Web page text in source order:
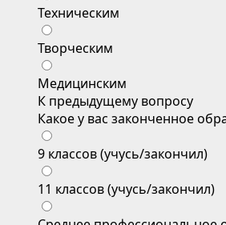
Техническим
Творческим
Медицинским
К предыдущему вопросу
Какое у вас законченное
9 классов (учусь/закончил)
11 классов (учусь/закончил)